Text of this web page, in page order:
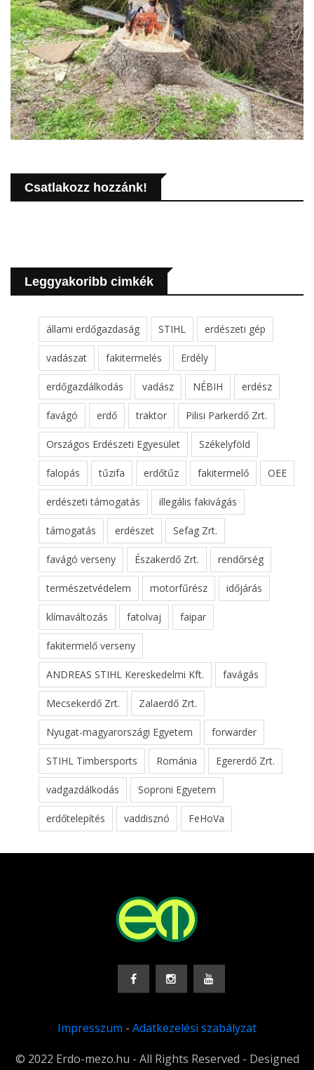
Csatlakozz hozzánk!
Leggyakoribb cimkék
állami erdőgazdaság STIHL erdészeti gép
vadászat fakitermelés Erdély
erdőgazdálkodás vadász NÉBIH erdész
favágó erdő traktor Pilisi Parkerdő Zrt.
Országos Erdészeti Egyesület Székelyföld
falopás tűzifa erdőtűz fakitermelő OEE
erdészeti támogatás illegális fakivágás
támogatás erdészet Sefag Zrt.
favágó verseny Északerdő Zrt. rendőrség
természetvédelem motorfűrész időjárás
klímaváltozás fatolvaj faipar
fakitermelő verseny
ANDREAS STIHL Kereskedelmi Kft. favágás
Mecsekerdő Zrt. Zalaerdő Zrt.
Nyugat-magyarországi Egyetem forwarder
STIHL Timbersports Románia Egererdő Zrt.
vadgazdálkodás Soproni Egyetem
erdőtelepítés vaddisznó FeHoVa
Impresszum - Adatkezelési szabályzat
© 2022 Erdo-mezo.hu - All Rights Reserved - Designed